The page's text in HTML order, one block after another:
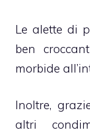
Le alette di
ben
morbide
Inoltre,
altri